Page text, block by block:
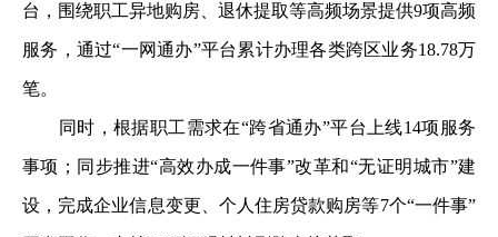
台，围绕职工异地购房、退休提取等高频场景提供9项高频
服务，通过“一网通办”平台累计办理各类跨区业务18.78万
笔。
同时，根据职工需求在“跨省通办”平台上线14项服务
事项；同步推进“高效办成一件事”改革和“无证明城市”建
设，完成企业信息变更、个人住房贷款购房等7个“一件事”